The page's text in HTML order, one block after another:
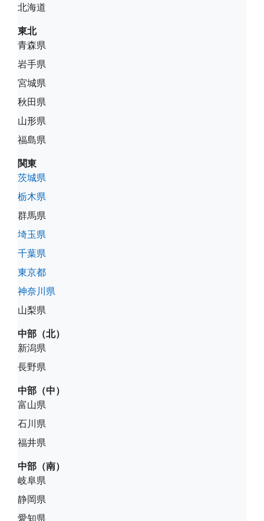
北海道
東北
青森県
岩手県
宮城県
秋田県
山形県
福島県
関東
茨城県
栃木県
群馬県
埼玉県
千葉県
東京都
神奈川県
山梨県
中部（北）
新潟県
長野県
中部（中）
富山県
石川県
福井県
中部（南）
岐阜県
静岡県
愛知県